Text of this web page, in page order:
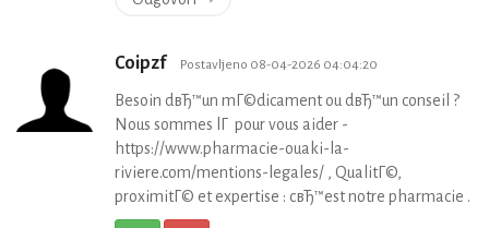
Coipzf Postavljeno 08-04-2026 04:04:20
Besoin dвЂ™un mГ©dicament ou dвЂ™un conseil ?
Nous sommes lГ pour vous aider -
https://www.pharmacie-ouaki-la-
riviere.com/mentions-legales/ , QualitГ©,
proximitГ© et expertise : cвЂ™est notre pharmacie .